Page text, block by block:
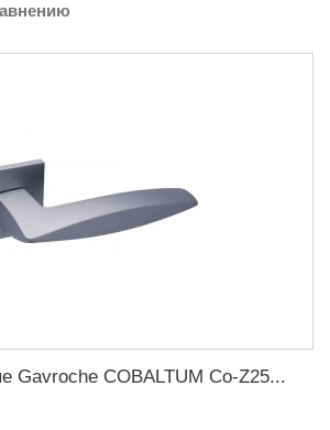
Gavroche COBALTUМ Co-Z25...